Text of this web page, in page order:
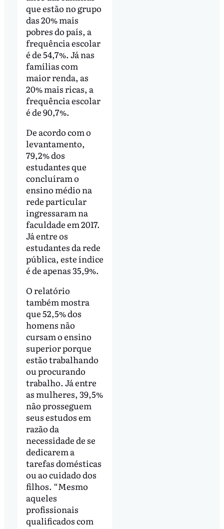
que estão no grupo
das 20% mais
pobres do país, a
frequência escolar
é de 54,7%. Já nas
famílias com
maior renda, as
20% mais ricas, a
frequência escolar
é de 90,7%.
De acordo com o
levantamento,
79,2% dos
estudantes que
concluíram o
ensino médio na
rede particular
ingressaram na
faculdade em 2017.
Já entre os
estudantes da rede
pública, este índice
é de apenas 35,9%.
O relatório
também mostra
que 52,5% dos
homens não
cursam o ensino
superior porque
estão trabalhando
ou procurando
trabalho. Já entre
as mulheres, 39,5%
não prosseguem
seus estudos em
razão da
necessidade de se
dedicarem a
tarefas domésticas
ou ao cuidado dos
filhos. “Mesmo
aqueles
profissionais
qualificados com